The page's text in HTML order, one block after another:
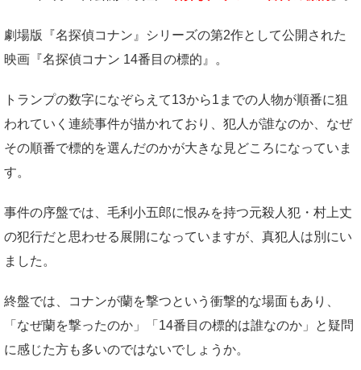
劇場版『名探偵コナン』シリーズの第2作として公開された
映画『名探偵コナン 14番目の標的』。
トランプの数字になぞらえて13から1までの人物が順番に狙
われていく連続事件が描かれており、犯人が誰なのか、なぜ
その順番で標的を選んだのかが大きな見どころになっていま
す。
事件の序盤では、毛利小五郎に恨みを持つ元殺人犯・村上丈
の犯行だと思わせる展開になっていますが、真犯人は別にい
ました。
終盤では、コナンが蘭を撃つという衝撃的な場面もあり、
「なぜ蘭を撃ったのか」「14番目の標的は誰なのか」と疑問
に感じた方も多いのではないでしょうか。